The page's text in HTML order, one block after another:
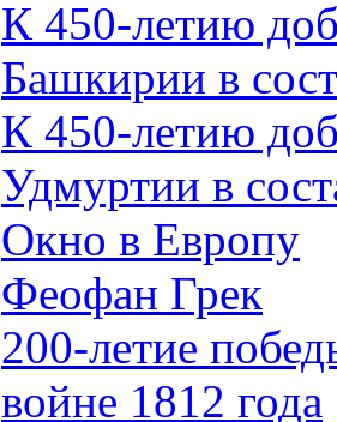
К 450-летию
Башкирии в
К 450-летию
Удмуртии в
Окно в Европу
Феофан Грек
200-летие
войне 1812 года